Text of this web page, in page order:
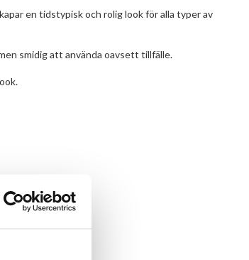
en tidstypisk och rolig look för alla typer av
smidig att använda oavsett tillfälle.